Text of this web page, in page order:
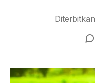
Diterbitkan